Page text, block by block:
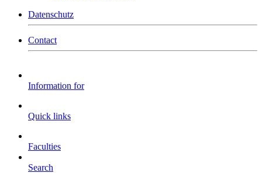
Datenschutz
Contact
Information for
Quick links
Faculties
Search